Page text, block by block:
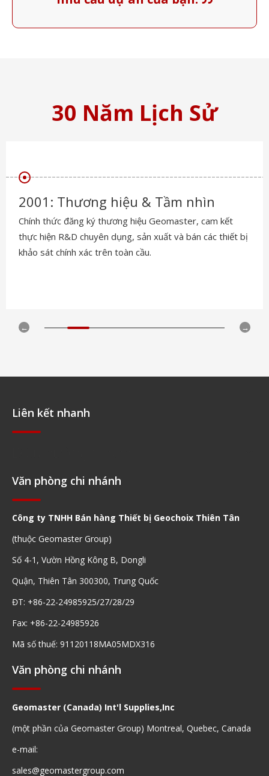
30 Năm Lịch Sử
2004: Mở rộng toàn cầu
Thành lập Geomaster (Canada) Int"l Supplies, Inc., tạo ra
một trung tâm hoạt động chiến lược để phục vụ toàn bộ
lục địa Châu Mỹ.
Liên kết nhanh
Văn phòng chi nhánh
Công ty TNHH Bán hàng Thiết bị Geochoix Thiên Tân
(thuộc Geomaster Group)
Số 4-1, Vườn Hồng Kông B, Dongli
Quận, Thiên Tân 300300, Trung Quốc
ĐT: +86-22-24985925/27/28/29
Fax: +86-22-24985926
Mã số thuế: 91120118MA05MDX316
Văn phòng chi nhánh
Geomaster (Canada) Int'l Supplies,Inc
(một phần của Geomaster Group) Montreal, Quebec, Canada
e-mail:
sales@geomastergroup.com